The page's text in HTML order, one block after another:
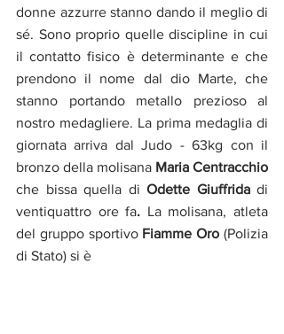
donne azzurre stanno dando il meglio di
sé. Sono proprio quelle discipline in cui
il contatto fisico è determinante e che
prendono il nome dal dio Marte, che
stanno portando metallo prezioso al
nostro medagliere. La prima medaglia di
giornata arriva dal Judo - 63kg con il
bronzo della molisana
che bissa quella di Odette Giuffrida di
ventiquattro ore fa. La molisana, atleta
del gruppo sportivo Fiamme Oro (Polizia
di Stato) si è